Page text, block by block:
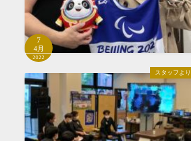
7
4月
2022
スタッフより